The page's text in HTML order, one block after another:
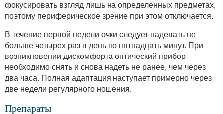
фокусировать взгляд лишь на определенных предметах,
поэтому периферическое зрение при этом отключается.
В течение первой недели очки следует надевать не
больше четырех раз в день по пятнадцать минут. При
возникновении дискомфорта оптический прибор
необходимо снять и снова надеть не ранее, чем через
два часа. Полная адаптация наступает примерно через
две недели регулярного ношения.
Препараты